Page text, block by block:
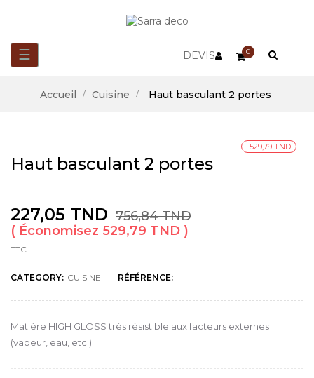
Basculer
navigation
☰ DEVIS 0
Accueil Cuisine Haut basculant 2 portes
-529,79 TND
Haut basculant 2 portes
227,05 TND 756,84 TND
Économisez 529,79 TND
TTC
CATEGORY: CUISINE RÉFÉRENCE:
Matière HIGH GLOSS très résistible aux facteurs externes
(vapeur, eau, etc.)